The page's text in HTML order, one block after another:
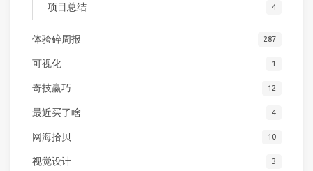
项目总结 4
体验碎周报 287
可视化 1
奇技赢巧 12
最近买了啥 4
网海拾贝 10
视觉设计 3